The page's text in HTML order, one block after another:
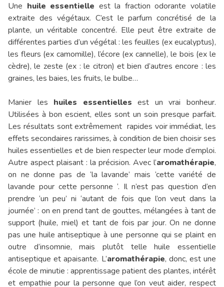
Une huile essentielle est la fraction odorante volatile
extraite des végétaux. C’est le parfum concrétisé de la
plante, un véritable concentré. Elle peut être extraite de
différentes parties d’un végétal : les feuilles (ex eucalyptus),
les fleurs (ex camomille), l’écore (ex cannelle), le bois (ex le
cèdre), le zeste (ex : le citron) et bien d’autres encore : les
graines, les baies, les fruits, le bulbe…
Manier les huiles essentielles est un vrai bonheur.
Utilisées à bon escient, elles sont un soin presque parfait.
Les résultats sont extrêmement rapides voir immédiat, les
effets secondaires rarissimes, à condition de bien choisir ses
huiles essentielles et de bien respecter leur mode d’emploi.
Autre aspect plaisant : la précision. Avec l’aromathérapie,
on ne donne pas de ‘la lavande’ mais ‘cette variété de
lavande pour cette personne ‘. Il n’est pas question d’en
prendre ‘un peu’ ni ‘autant de fois que l’on veut dans la
journée’ : on en prend tant de gouttes, mélangées à tant de
support (huile, miel) et tant de fois par jour. On ne donne
pas une huile antiseptique à une personne qui se plaint en
outre d’insomnie, mais plutôt telle huile essentielle
antiseptique et apaisante. L’aromathérapie, donc, est une
école de minutie : apprentissage patient des plantes, intérêt
et empathie pour la personne que l’on veut aider, respect